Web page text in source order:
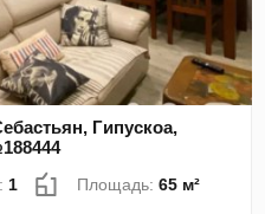
Гипускоа,
1 Площадь:65 м²